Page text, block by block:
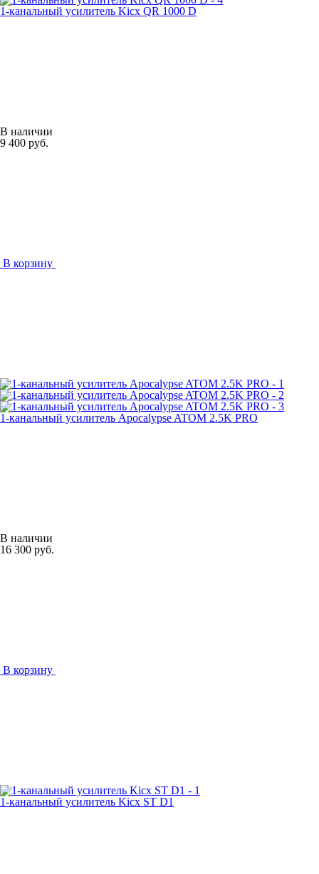
1-канальный усилитель Kicx QR 1000 D
В наличии
9 400 руб.
В корзину
1-канальный усилитель Apocalypse ATOM 2.5K PRO
В наличии
16 300 руб.
В корзину
1-канальный усилитель Kicx ST D1